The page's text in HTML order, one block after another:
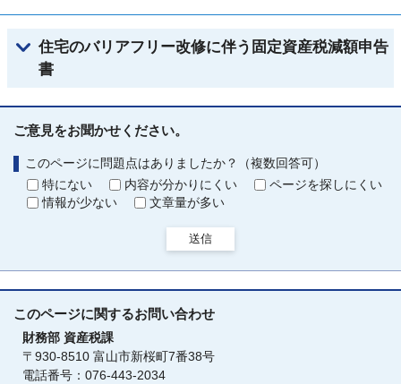
住宅のバリアフリー改修に伴う固定資産税減額申告
書
ご意見をお聞かせください。
このページに問題点はありましたか？（複数回答可）
特にない
内容が分かりにくい
ページを探しにくい
情報が少ない
文章量が多い
送信
このページに関するお問い合わせ
財務部 資産税課
〒930-8510 富山市新桜町7番38号
電話番号：076-443-2034